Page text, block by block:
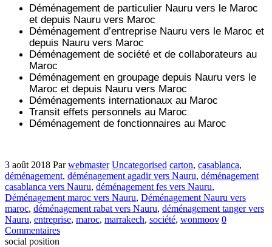
Déménagement de particulier Nauru vers le Maroc
et depuis Nauru vers Maroc
Déménagement d’entreprise Nauru vers le Maroc et
depuis Nauru vers Maroc
Déménagement de société et de collaborateurs au
Maroc
Déménagement en groupage depuis Nauru vers le
Maroc et depuis Nauru vers Maroc
Déménagements internationaux au Maroc
Transit effets personnels au Maroc
Déménagement de fonctionnaires au Maroc
3 août 2018 Parwebmaster Uncategorised carton, casablanca,
déménagement, déménagement agadir vers Nauru, déménagement
casablanca vers Nauru, déménagement fes vers Nauru,
Déménagement maroc vers Nauru, Déménagement Nauru vers
maroc, déménagement rabat vers Nauru, déménagement tanger vers
Nauru, entreprise, maroc, marrakech, société, wonmoov 0
Commentaires
social position